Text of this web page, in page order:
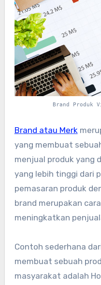
Brand Produk
Brand atau Merk
yang membuat
menjual produk yang
yang lebih tinggi dari
pemasaran produk
brand merupakan
meningkatkan
Contoh sederhana
membuat sebuah
masyarakat adalah